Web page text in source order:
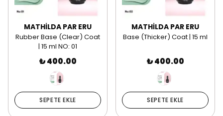
MATHİLDA PAR ERU
Rubber Base (Clear) Coat
| 15 ml NO: 01
₺ 400.00
SEPETE EKLE
MATHİLDA PAR ERU
Base (Thicker) Coat | 15 ml
₺ 400.00
SEPETE EKLE